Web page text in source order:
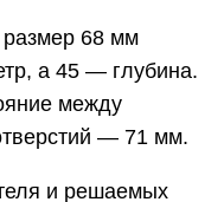
68 мм
а 45 — глубина.
между
— 71 мм.
и решаемых